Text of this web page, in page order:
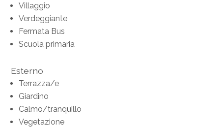
Villaggio
Verdeggiante
Fermata Bus
Scuola primaria
Esterno
Terrazza/e
Giardino
Calmo/tranquillo
Vegetazione